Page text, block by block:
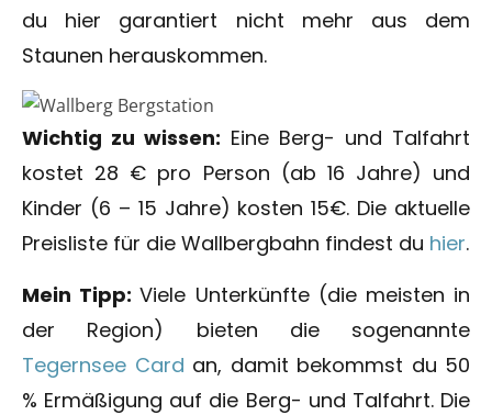
du hier garantiert nicht mehr aus dem
Staunen herauskommen.
Wichtig zu wissen: Eine Berg- und Talfahrt
kostet 28 € pro Person (ab 16 Jahre) und
Kinder (6 – 15 Jahre) kosten 15€. Die aktuelle
Preisliste für die Wallbergbahn findest du hier.
Mein Tipp:Viele Unterkünfte (die meisten in
der Region) bieten die sogenannte
Tegernsee Card an, damit bekommst du 50
% Ermäßigung auf die Berg- und Talfahrt. Die